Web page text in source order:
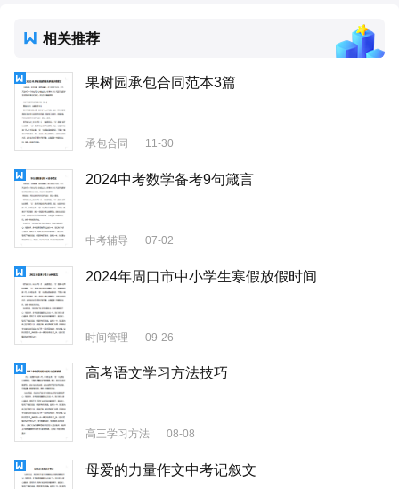
相关推荐
果树园承包合同范本3篇
承包合同 11-30
2024中考数学备考9句箴言
中考辅导 07-02
2024年周口市中小学生寒假放假时间
时间管理 09-26
高考语文学习方法技巧
高三学习方法 08-08
母爱的力量作文中考记叙文